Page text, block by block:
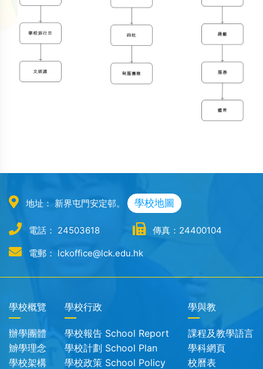
地址： 新界屯門安定邨。 學校地圖
電話： 24503618 傳真：24400104
電郵： lckoffice@lck.edu.hk
學校概覽
辦學團體
辧學理念
學校架構
學校行政
學校報告 School Report
學校計劃 School Plan
學校政策 School Policy
學與教
課程及教學語言
學科網頁
校曆表